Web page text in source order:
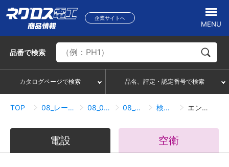
企業サイトへ
MENU
品番で検索
カタログページで検索 品名、評定・認定番号で検索
TOP 08_レースウェイ・サスウェイ 08_01_レースウェイ 08_01_06_接続関連 検索結果一覧 エンドキャップ
電設 空衛